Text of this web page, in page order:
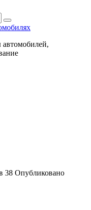
38 Опубликовано